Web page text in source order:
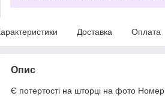
Доставка Оплата
Опис
Є потертості на шторці на фото Номер